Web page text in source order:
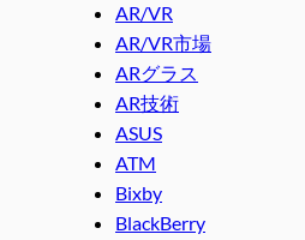
AR/VR
AR/VR市場
ARグラス
AR技術
ASUS
ATM
Bixby
BlackBerry